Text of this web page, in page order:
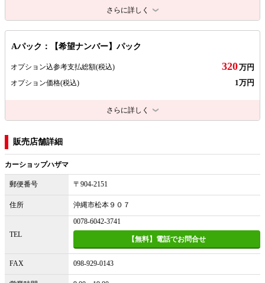
さらに詳しく
Aパック：【希望ナンバー】パック
オプション込参考支払総額(税込) 320万円
オプション価格(税込) 1万円
さらに詳しく
販売店舗詳細
カーショップハザマ
郵便番号 〒904-2151
住所 沖縄市松本９０７
TEL
0078-6042-3741
【無料】電話でお問合せ
FAX 098-929-0143